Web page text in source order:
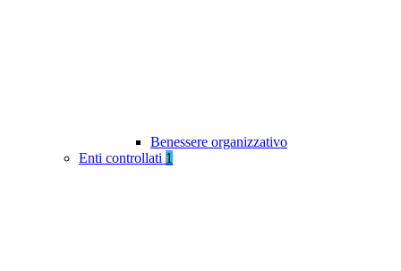
Benessere organizzativo
Enti controllati 1